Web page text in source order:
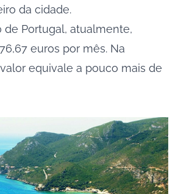
da cidade.
de Portugal, atualmente,
euros por mês. Na
equivale a pouco mais de